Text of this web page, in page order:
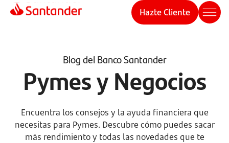
Hazte Cliente
Blog del Banco Santander
Pymes y Negocios
Encuentra los consejos y la ayuda financiera que
necesitas para Pymes. Descubre cómo puedes sacar
más rendimiento y todas las novedades que te